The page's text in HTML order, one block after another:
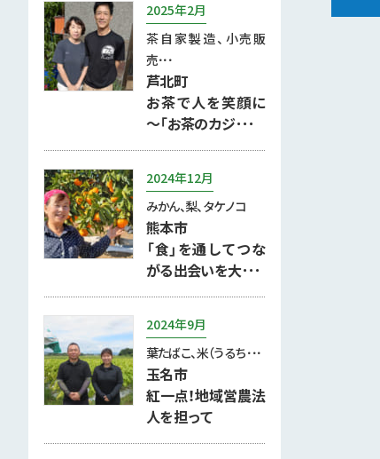
2025年2月
茶自家製造、小売販
売･･･
芦北町
お茶で人を笑顔に
～「お茶のカジ･･･
2024年12月
みかん、梨、タケノコ
熊本市
「食」を通してつな
がる出会いを大･･･
2024年9月
葉たばこ、米（うるち･･･
玉名市
紅一点！地域営農法
人を担って